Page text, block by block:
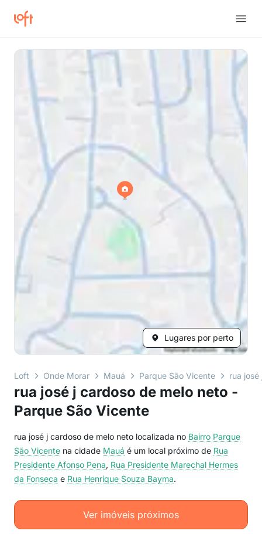
Lugares por perto
Loft Onde Morar Mauá Parque São Vicente rua
rua josé j cardoso de melo neto -
Parque São Vicente
rua josé j cardoso de melo neto localizada no Bairro Parque
São Vicente na cidade Mauá é um local próximo de Rua
Presidente Afonso Pena, Rua Presidente Marechal Hermes
da Fonseca e Rua Henrique Souza Bayma.
Ver imóveis próximos